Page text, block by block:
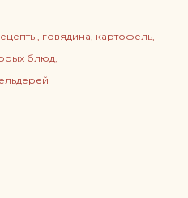
говядина картофель
блюд